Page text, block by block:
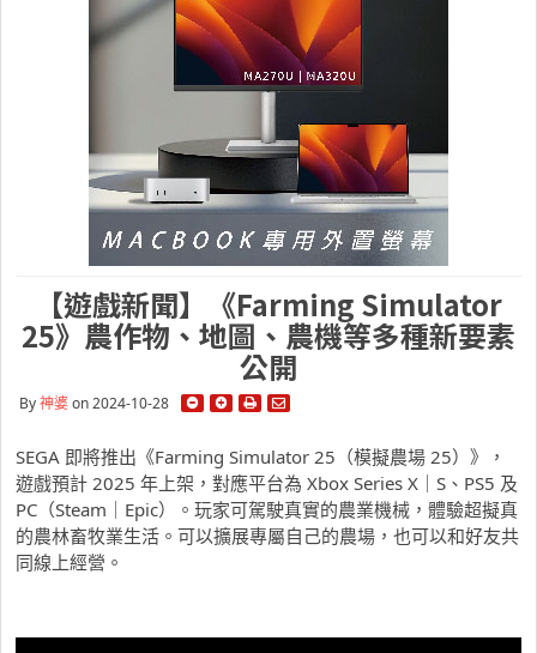
【遊戲新聞】《Farming Simulator
25》農作物、地圖、農機等多種新要素
公開
By神婆on 2024-10-28
SEGA 即將推出《Farming Simulator 25（模擬農場 25）》，
遊戲預計 2025 年上架，對應平台為 Xbox Series X｜S、PS5 及
PC（Steam｜Epic）。玩家可駕駛真實的農業機械，體驗超擬真
的農林畜牧業生活。可以擴展專屬自己的農場，也可以和好友共
同線上經營。